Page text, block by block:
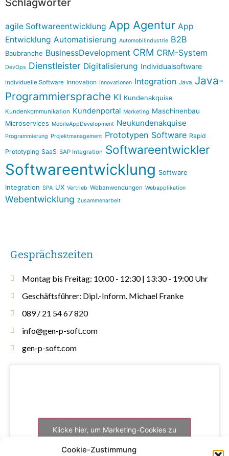
Cookie-Zustimmung
Schlagwörter
agile Softwareentwicklung App Agentur App
Entwicklung Automatisierung Automobilindustrie B2B
Baubranche BusinessDevelopment CRM CRM-System
DevOps Dienstleister Digitalisierung Individualsoftware
individuelle Software Innovation Innovationen Integration Java Java-
Programmiersprache KI Kundenakquise
Kundenkommunikation Kundenportal Marketing Maschinenbau
Microservices MobileAppDevelopment Neukundenakquise
Programmierung Projektmanagement Prototypen Software Rapid
Prototyping SaaS SAP Integration Softwareentwickler
Softwareentwicklung Software
Integration SPA UX Vertrieb Webanwendungen Webapplikation
Webentwicklung Zusammenarbeit
Gesprächszeiten
Montag bis Freitag: 10:00 - 12:30 | 13:30 - 19:00 Uhr
Geschäftsführer: Dipl.-Inform. Michael Franke
089 / 21 54 67 820
info@gen-p-soft.com
gen-p-soft.com
Klicke hier, um Marketing-Cookies zu
aktivieren